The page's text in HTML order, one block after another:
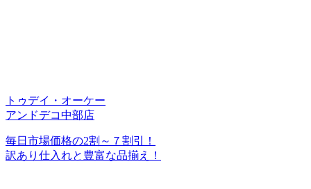
トゥデイ・オーケー
アンドデコ中部店
毎日市場価格の2割～７割引！
訳あり仕入れと豊富な品揃え！